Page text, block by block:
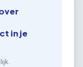
in je